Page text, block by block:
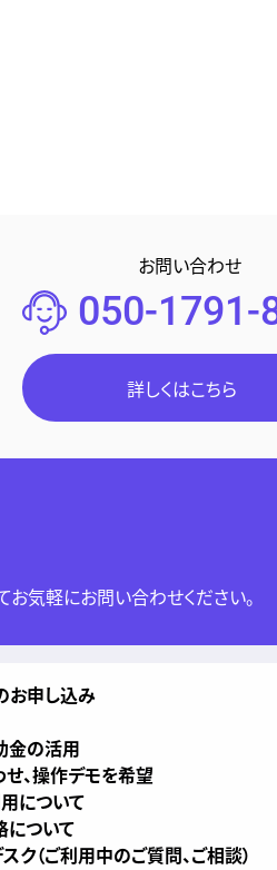
お問い合わせ
050-1791-
詳しくはこちら
気軽にお問い合わせください。
お申し込み
金の活用
、操作デモを希望
について
について
ク（ご利用中のご質問、ご相談）